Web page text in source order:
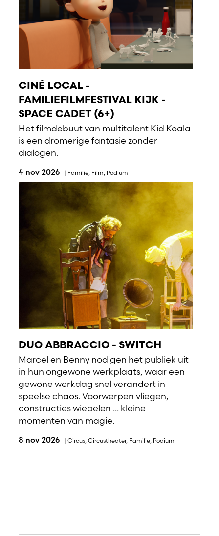
CINÉ LOCAL -
FAMILIEFILMFESTIVAL KIJK -
SPACE CADET (6+)
Het filmdebuut van multitalent Kid Koala
is een dromerige fantasie zonder
dialogen.
4 nov 2026 | Familie Film Podium
DUO ABBRACCIO - SWITCH
Marcel en Benny nodigen het publiek uit
in hun ongewone werkplaats, waar een
gewone werkdag snel verandert in
speelse chaos. Voorwerpen vliegen,
constructies wiebelen ... kleine
momenten van magie.
8 nov 2026 | Circus, Circustheater, Familie, Podium